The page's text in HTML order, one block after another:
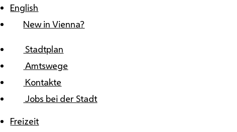
English
New in Vienna?
Stadtplan
Amtswege
Kontakte
Jobs bei der Stadt
Freizeit